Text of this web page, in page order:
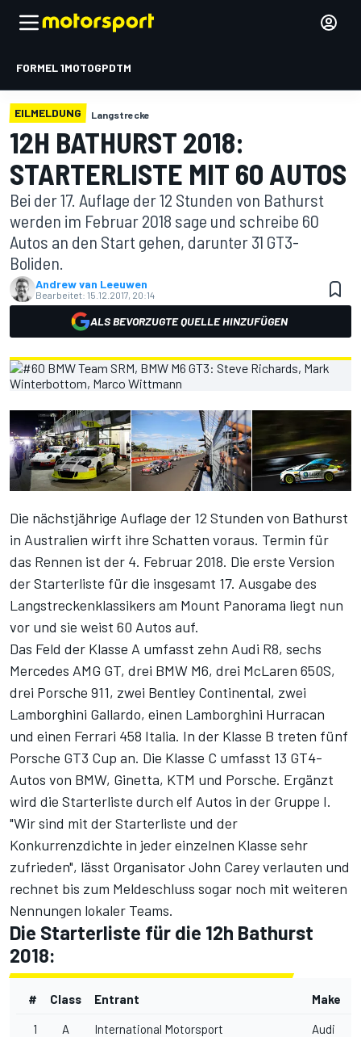
FORMEL 1MOTOGPDTM
EILMELDUNG Langstrecke
12H BATHURST 2018:
STARTERLISTE MIT 60 AUTOS
Bei der 17. Auflage der 12 Stunden von Bathurst
werden im Februar 2018 sage und schreibe 60
Autos an den Start gehen, darunter 31 GT3-
Boliden.
Andrew van Leeuwen
Bearbeitet: 15.12.2017, 20:14
ALS BEVORZUGTE QUELLE HINZUFÜGEN
Die nächstjährige Auflage der 12 Stunden von Bathurst
in Australien wirft ihre Schatten voraus. Termin für
das Rennen ist der 4. Februar 2018. Die erste Version
der Starterliste für die insgesamt 17. Ausgabe des
Langstreckenklassikers am Mount Panorama liegt nun
vor und sie weist 60 Autos auf.
Das Feld der Klasse A umfasst zehn Audi R8, sechs
Mercedes AMG GT, drei BMW M6, drei McLaren 650S,
drei Porsche 911, zwei Bentley Continental, zwei
Lamborghini Gallardo, einen Lamborghini Hurracan
und einen Ferrari 458 Italia. In der Klasse B treten fünf
Porsche GT3 Cup an. Die Klasse C umfasst 13 GT4-
Autos von BMW, Ginetta, KTM und Porsche. Ergänzt
wird die Starterliste durch elf Autos in der Gruppe I.
"Wir sind mit der Starterliste und der
Konkurrenzdichte in jeder einzelnen Klasse sehr
zufrieden", lässt Organisator John Carey verlauten und
rechnet bis zum Meldeschluss sogar noch mit weiteren
Nennungen lokaler Teams.
Die Starterliste für die 12h Bathurst
2018:
# Class Entrant Make
1 A International Motorsport Audi